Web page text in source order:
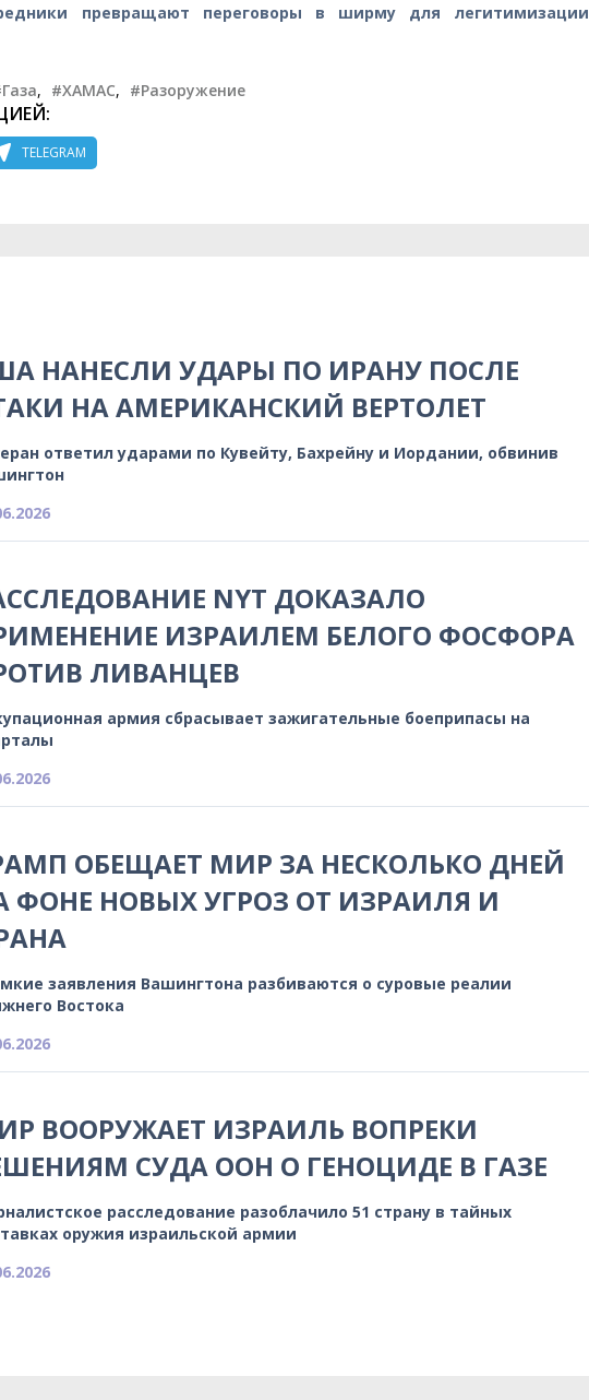
превращают переговоры в ширму для легитимизации
, #ХАМАС, #Разоружение
TELEGRAM
НАНЕСЛИ УДАРЫ ПО ИРАНУ ПОСЛЕ
НА АМЕРИКАНСКИЙ ВЕРТОЛЕТ
ответил ударами по Кувейту, Бахрейну и Иордании, обвинив
NYT ДОКАЗАЛО
ИЗРАИЛЕМ БЕЛОГО ФОСФОРА
ЛИВАНЦЕВ
армия сбрасывает зажигательные боеприпасы на
ОБЕЩАЕТ МИР ЗА НЕСКОЛЬКО ДНЕЙ
ФОНЕ НОВЫХ УГРОЗ ОТ ИЗРАИЛЯ И
заявления Вашингтона разбиваются о суровые реалии
Востока
ВООРУЖАЕТ ИЗРАИЛЬ ВОПРЕКИ
СУДА ООН О ГЕНОЦИДЕ В ГАЗЕ
расследование разоблачило 51 страну в тайных
оружия израильской армии